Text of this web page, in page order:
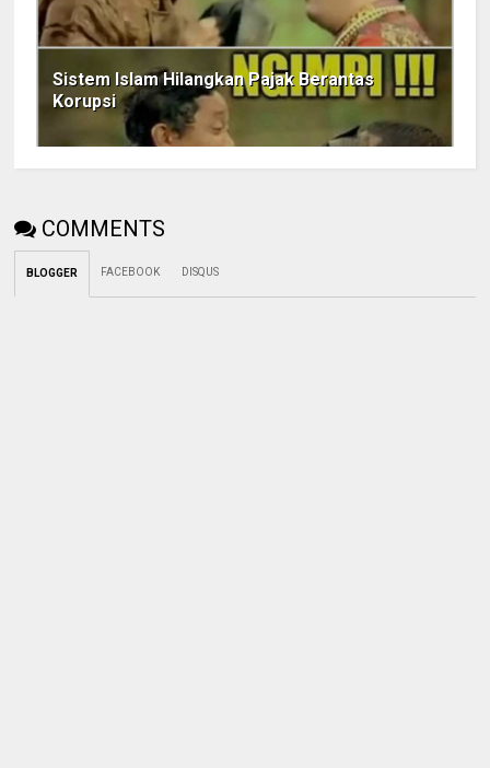
Sistem Islam Hilangkan Pajak Berantas
Korupsi
COMMENTS
BLOGGER FACEBOOK DISQUS